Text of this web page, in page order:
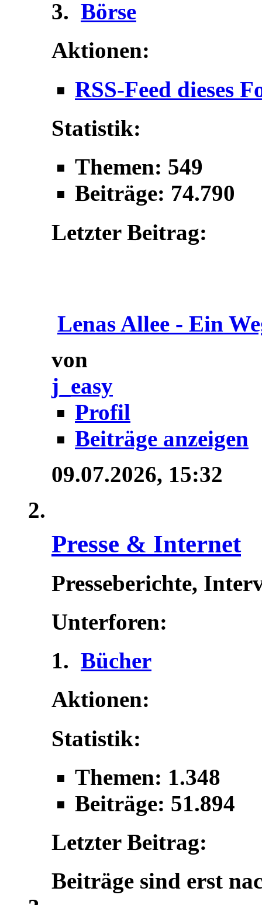
Börse
Aktionen:
RSS-Feed dieses
Statistik:
Themen: 549
Beiträge: 74.790
Letzter Beitrag:
Lenas Allee - Ein
von
j_easy
Profil
Beiträge anzeigen
09.07.2026, 15:32
Presse & Internet
Presseberichte,
Unterforen:
Bücher
Aktionen:
Statistik:
Themen: 1.348
Beiträge: 51.894
Letzter Beitrag:
Beiträge sind erst